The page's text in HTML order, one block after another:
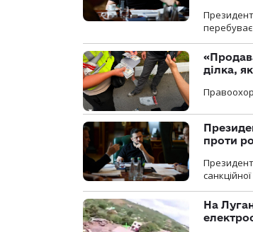
перебуває
ділка,
проти
На